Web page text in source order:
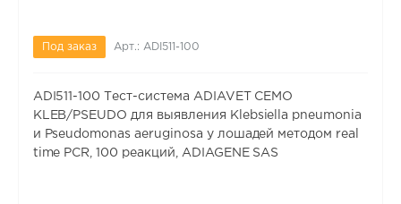
Под заказ Арт.: ADI511-100
ADI511-100 Тест-система ADIAVET CEMO
KLEB/PSEUDO для выявления Klebsiella pneumonia
и Pseudomonas aeruginosa у лошадей методом real
time PCR, 100 реакций, ADIAGENE SAS